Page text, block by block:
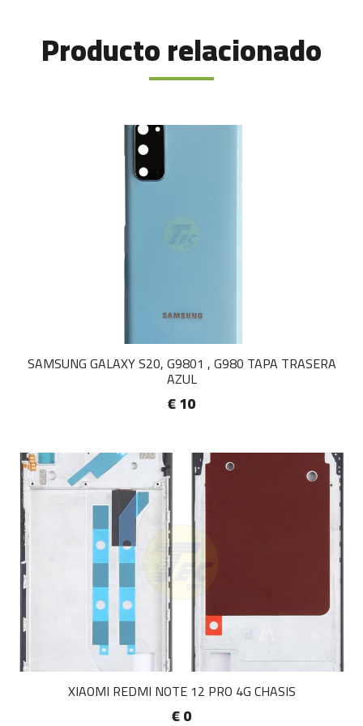
Producto relacionado
SAMSUNG GALAXY S20, G9801 , G980 TAPA TRASERA
AZUL
€ 10
XIAOMI REDMI NOTE 12 PRO 4G CHASIS
€ 0